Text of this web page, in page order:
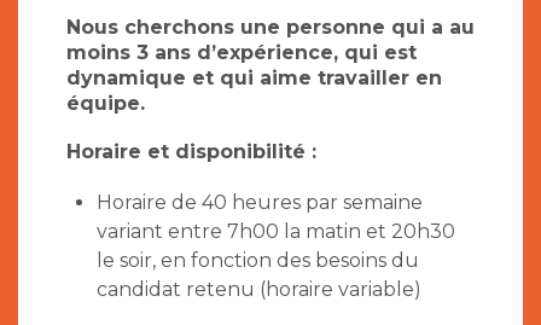
Nous cherchons une personne qui a au
moins 3 ans d’expérience, qui est
dynamique et qui aime travailler en
équipe.
Horaire et disponibilité :
Horaire de 40 heures par semaine
variant entre 7h00 la matin et 20h30
le soir, en fonction des besoins du
candidat retenu (horaire variable)